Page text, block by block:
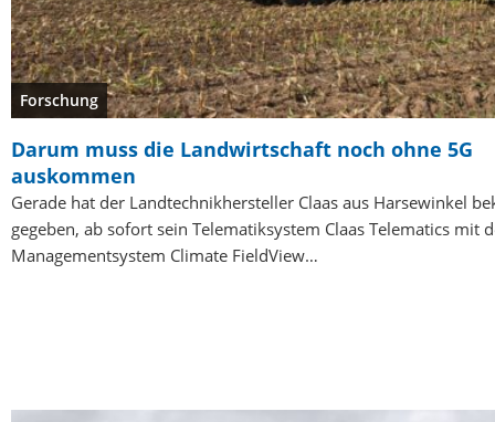
Forschung
Darum muss die Landwirtschaft noch ohne 5G
auskommen
Gerade hat der Landtechnikhersteller Claas aus Harsewinkel
gegeben, ab sofort sein Telematiksystem Claas Telematics mit
Managementsystem Climate FieldView…